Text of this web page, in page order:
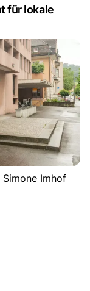
für lokale
Imhof